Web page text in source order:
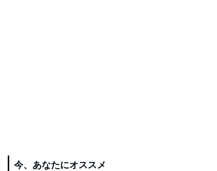
今、あなたにオススメ